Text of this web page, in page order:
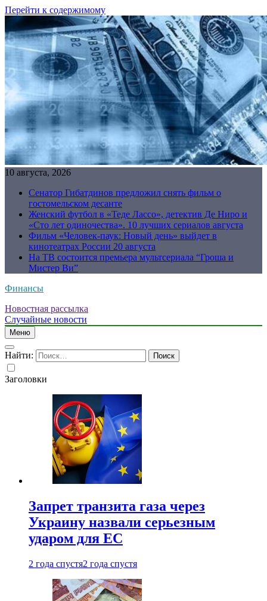
Перейти к содержимому
10 августа, 2026
Сенатор Гибатдинов предложил снять фильм о
гостомельском десанте
Женский футбол в «Теде Лассо», детектив Де Ниро и
«Сто лет одиночества». 10 лучших сериалов августа
Фильм «Человек-паук: Новый день» выйдет в
кинотеатрах России 20 августа
На ТВ состоится премьера мультсериала “Гроша и
Мистер Ви”
Финансы
Новостная рассылка
Случайные новости
Меню
Найти:
Заголовки
Запрет транзита газа через
Украину назвали серьезным
ударом для ЕС
2 года спустя2 года спустя